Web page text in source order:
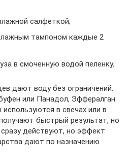
салфеткой;
тампоном каждые 2
в смоченную водой пеленку;
дают воду без ограничений.
или Панадол, Эффералган
в свечах или в
быстрый результат, но
действуют, но эффект
дают по назначению